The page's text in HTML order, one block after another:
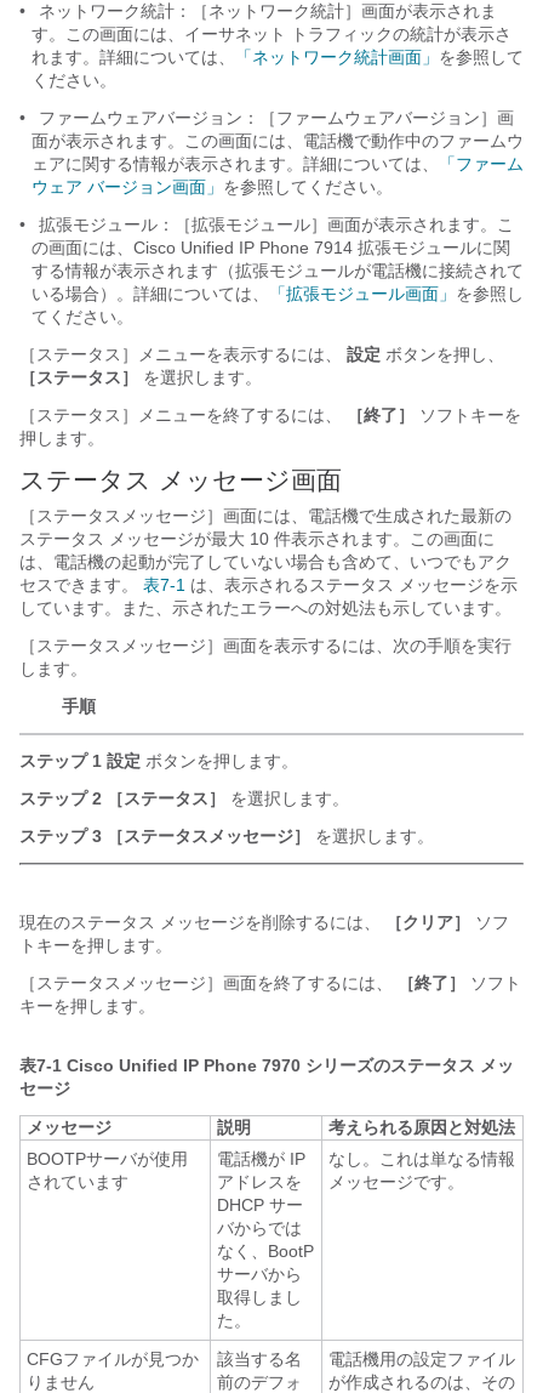
•
ネットワーク統計：［ネットワーク統計］画面が表示されま
す。この画面には、イーサネット トラフィックの統計が表示さ
れます。詳細については、
「ネットワーク統計画面」 を参照して
ください。
•
ファームウェアバージョン：［ファームウェアバージョン］画
面が表示されます。この画面には、電話機で動作中のファームウ
ェアに関する情報が表示されます。詳細については、
「ファーム
ウェア バージョン画面」 を参照してください。
•
拡張モジュール：
［拡張モジュール］画面が表示されます。こ
の画面には、Cisco Unified IP Phone 7914 拡張モジュールに関
する情報が表示されます（拡張モジュールが電話機に接続されて
いる場合）。詳細については、
「拡張モジュール画面」 を参照し
てください。
［ステータス］メニューを表示するには、
設定 ボタンを押し、
［ステータス］
を選択します。
［ステータス］メニューを終了するには、
［終了］
ソフトキーを
押します。
ステータス メッセージ画面
［ステータスメッセージ］画面には、電話機で生成された最新の
ステータス メッセージが最大 10 件表示されます。この画面に
は、電話機の起動が完了していない場合も含めて、いつでもアク
セスできます。
表7-1 は、表示されるステータス メッセージを示
しています。また、示されたエラーへの対処法も示しています。
［ステータスメッセージ］画面を表示するには、次の手順を実行
します。
手順
ステップ 1 設定 ボタンを押します。
ステップ 2
［ステータス］
を選択します。
ステップ 3
［ステータスメッセージ］ を選択します。
現在のステータス メッセージを削除するには、 ［クリア］
ソフ
トキーを押します。
［ステータスメッセージ］画面を終了するには、
［終了］
ソフト
キーを押します。
表7-1 Cisco Unified IP Phone 7970 シリーズのステータス メッ
セージ
メッセージ
説明
考えられる原因と対処法
BOOTPサーバが使用
されています
電話機が IP
アドレスを
DHCP サー
バからでは
なく、BootP
サーバから
取得しまし
た。
なし。これは単なる情報
メッセージです。
CFGファイルが見つか
りません
該当する名
前のデフォ
電話機用の設定ファイル
が作成されるのは、その